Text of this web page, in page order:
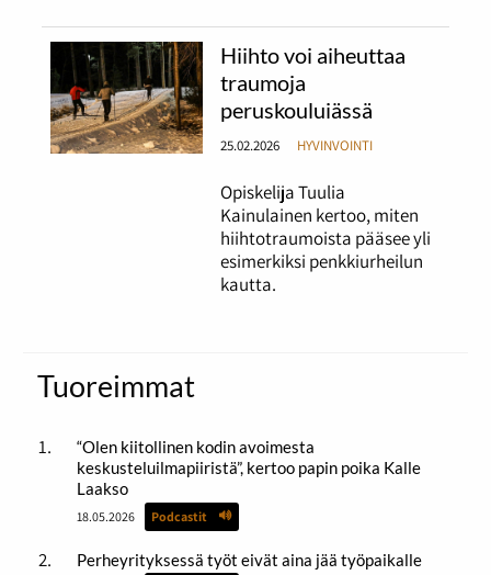
Hiihto voi aiheuttaa
traumoja
peruskouluiässä
25.02.2026 HYVINVOINTI
Opiskelija Tuulia
Kainulainen kertoo, miten
hiihtotraumoista pääsee yli
esimerkiksi penkkiurheilun
kautta.
Tuoreimmat
“Olen kiitollinen kodin avoimesta
keskusteluilmapiiristä”, kertoo papin poika Kalle
Laakso
18.05.2026 Podcastit
Perheyrityksessä työt eivät aina jää työpaikalle